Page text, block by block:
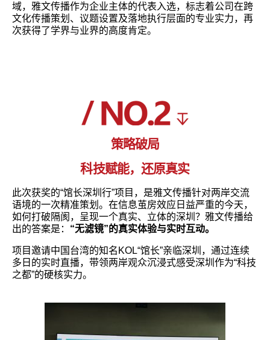
域，雅文传播作为企业主体的代表入选，标志着公司在跨
文化传播策划、议题设置及落地执行层面的专业实力，再
次获得了学界与业界的高度肯定。
策略破局
科技赋能，还原真实
此次获奖的“馆长深圳行”项目，是雅文传播针对两岸交流
语境的一次精准策划。在信息茧房效应日益严重的今天，
如何打破隔阂，呈现一个真实、立体的深圳？雅文传播给
出的答案是： “无滤镜”的真实体验与实时互动。
项目邀请中国台湾的知名KOL“馆长”亲临深圳，通过连续
多日的实时直播，带领两岸观众沉浸式感受深圳作为“科技
之都”的硬核实力。